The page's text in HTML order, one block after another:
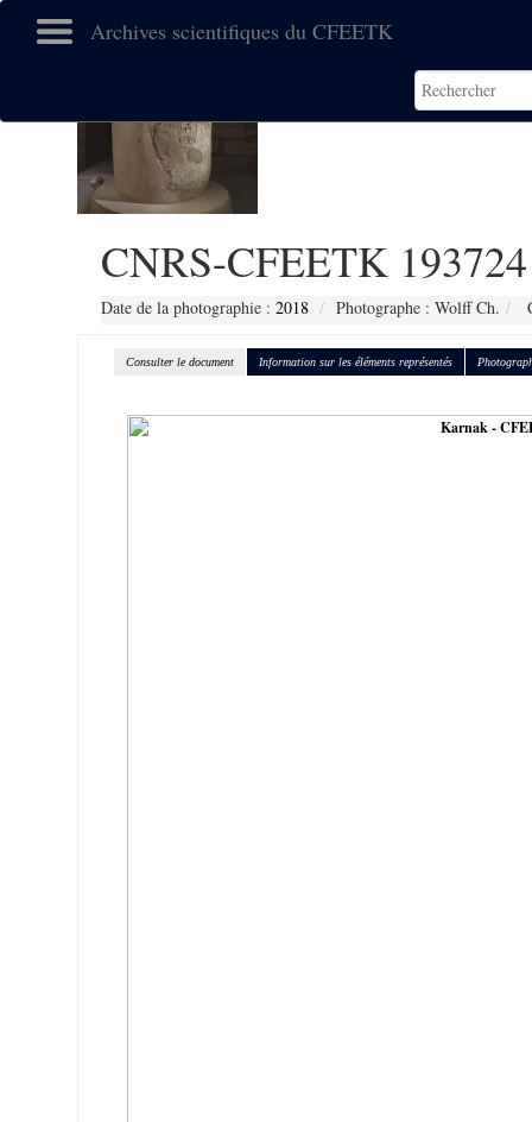
Archives scientifiques du CFEETK
CNRS-CFEETK 193724
Date de la photographie : 2018 Photographe : Wolff Ch.
Consulter le document Information sur les éléments représentés